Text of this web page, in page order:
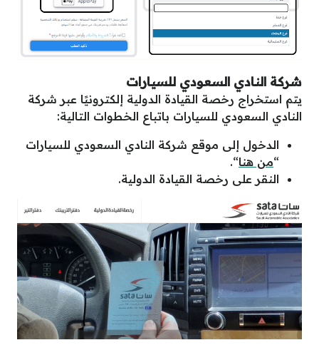
شركة النادي السعودي للسيارات
يتم استخراج رخصة القيادة الدولية إلكترونيًا عبر شركة
النادي السعودي للسيارات باتباع الخطوات التالية:
الدخول إلى موقع شركة النادي السعودي للسيارات
“من هنا“.
النقر على رخصة القيادة الدولية.